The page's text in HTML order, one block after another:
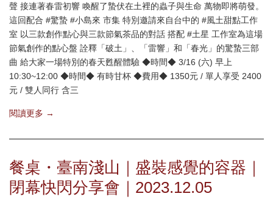
聲 接連著春雷初響 喚醒了蟄伏在土裡的蟲子與生命 萬物即將萌發。
這回配合 #驚蟄 #小島來 市集 特別邀請來自台中的 #風土甜點工作
室 以三款創作點心與三款節氣茶品的對話 搭配 #土星 工作室為這場
節氣創作的點心盤 詮釋「破土」、「雷響」和「春光」的驚蟄三部
曲 給大家一場特別的春天甦醒體驗 ◆時間◆ 3/16 (六) 早上
10:30~12:00 ◆時間◆ 有時甘杯 ◆費用◆ 1350元 / 單人享受 2400
元 / 雙人同行 含三
閱讀更多 →
餐桌・臺南淺山｜盛裝感覺的容器｜
閉幕快閃分享會｜2023.12.05